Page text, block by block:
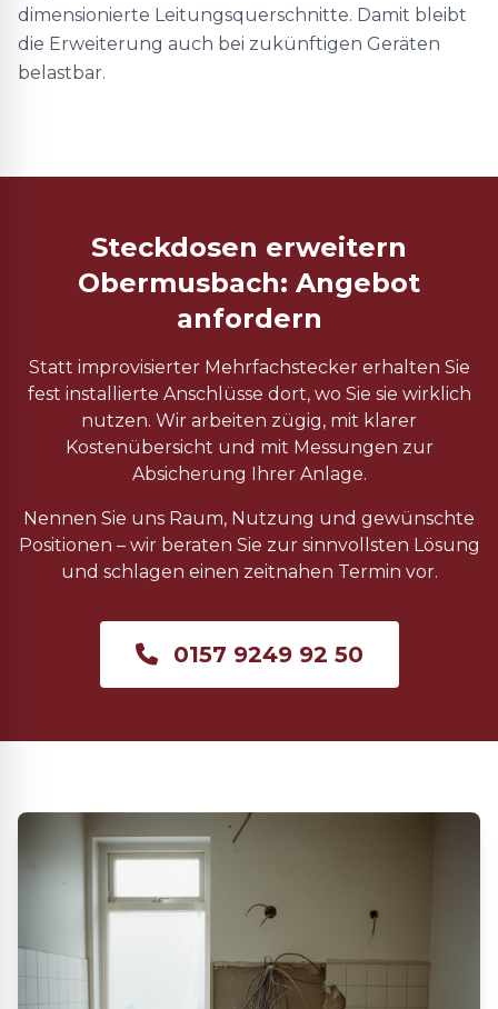
dimensionierte Leitungsquerschnitte. Damit bleibt
die Erweiterung auch bei zukünftigen Geräten
belastbar.
Steckdosen erweitern
Obermusbach: Angebot
anfordern
Statt improvisierter Mehrfachstecker erhalten Sie
fest installierte Anschlüsse dort, wo Sie sie wirklich
nutzen. Wir arbeiten zügig, mit klarer
Kostenübersicht und mit Messungen zur
Absicherung Ihrer Anlage.
Nennen Sie uns Raum, Nutzung und gewünschte
Positionen – wir beraten Sie zur sinnvollsten Lösung
und schlagen einen zeitnahen Termin vor.
0157 9249 92 50